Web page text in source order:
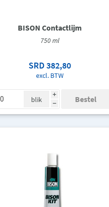
BISON Contactlijm
750 ml
SRD 382,80
excl. BTW
i
h
blik